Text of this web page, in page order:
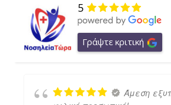
5
Γράψτε κριτική
Άμεση